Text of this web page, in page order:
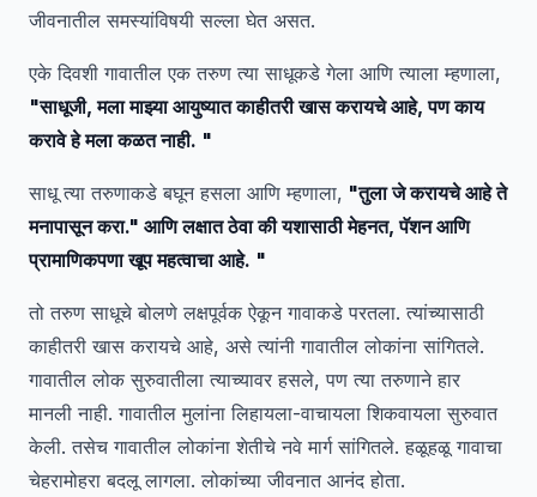
जीवनातील समस्यांविषयी सल्ला घेत असत.
एके दिवशी गावातील एक तरुण त्या साधूकडे गेला आणि त्याला म्हणाला,
"साधूजी, मला माझ्या आयुष्यात काहीतरी खास करायचे आहे, पण काय
करावे हे मला कळत नाही. "
साधू त्या तरुणाकडे बघून हसला आणि म्हणाला, "तुला जे करायचे आहे ते
मनापासून करा." आणि लक्षात ठेवा की यशासाठी मेहनत, पॅशन आणि
प्रामाणिकपणा खूप महत्वाचा आहे. "
तो तरुण साधूचे बोलणे लक्षपूर्वक ऐकून गावाकडे परतला. त्यांच्यासाठी
काहीतरी खास करायचे आहे, असे त्यांनी गावातील लोकांना सांगितले.
गावातील लोक सुरुवातीला त्याच्यावर हसले, पण त्या तरुणाने हार
मानली नाही. गावातील मुलांना लिहायला-वाचायला शिकवायला सुरुवात
केली. तसेच गावातील लोकांना शेतीचे नवे मार्ग सांगितले. हळूहळू गावाचा
चेहरामोहरा बदलू लागला. लोकांच्या जीवनात आनंद होता.